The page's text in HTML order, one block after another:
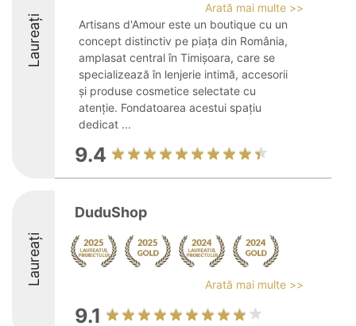
Laureați
Arată mai multe >>
Artisans d'Amour este un boutique cu un
concept distinctiv pe piața din România,
amplasat central în Timișoara, care se
specializează în lenjerie intimă, accesorii
și produse cosmetice selectate cu
atenție. Fondatoarea acestui spațiu
dedicat ...
9.4
Laureați
DuduShop
Arată mai multe >>
9.1